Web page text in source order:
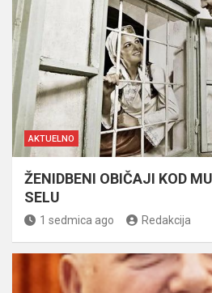
AKTUELNO
ŽENIDBENI OBIČAJI KOD
SELU
1 sedmica ago Redakcija